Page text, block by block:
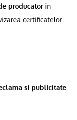
producatorin
certificatelor
si publicitate